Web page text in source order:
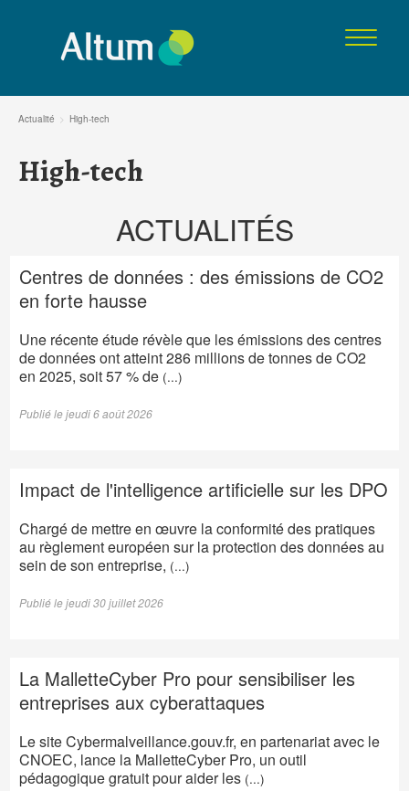
Nos missions
Nos engagements
Accès clients
Actualité > High-tech
High-tech
ACTUALITÉS
Centres de données : des émissions de CO2
en forte hausse
Une récente étude révèle que les émissions des centres
de données ont atteint 286 millions de tonnes de CO2
en 2025, soit 57 % de (...)
Publié le jeudi 6 août 2026
Impact de l'intelligence artificielle sur les DPO
Chargé de mettre en œuvre la conformité des pratiques
au règlement européen sur la protection des données au
sein de son entreprise, (...)
Publié le jeudi 30 juillet 2026
La MalletteCyber Pro pour sensibiliser les
entreprises aux cyberattaques
Le site Cybermalveillance.gouv.fr, en partenariat avec le
CNOEC, lance la MalletteCyber Pro, un outil
pédagogique gratuit pour aider les (...)